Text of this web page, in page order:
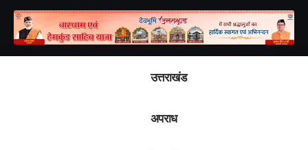
उत्तराखंड
अपराध